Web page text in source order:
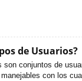
de Usuarios?
son conjuntos de
con los